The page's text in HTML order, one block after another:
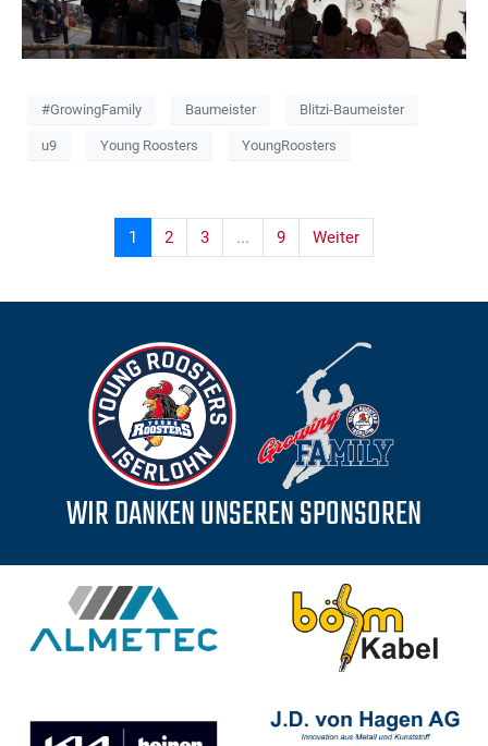
#GrowingFamily Baumeister Blitzi-Baumeister
u9 Young Roosters YoungRoosters
1 2 3 ... 9 Weiter
WIR DANKEN UNSEREN SPONSOREN